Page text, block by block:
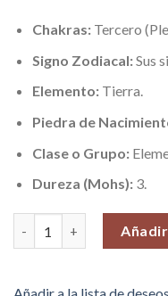
Chakras:Tercero
Signo Zodiacal:Sus
Elemento:Tierra.
Piedra de
Clase o Grupo:
Dureza (Mohs):3.